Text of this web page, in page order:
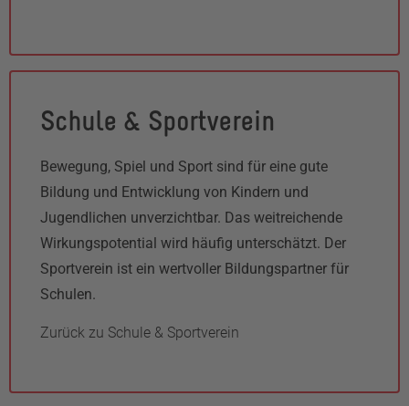
Schule & Sportverein
Bewegung, Spiel und Sport sind für eine gute
Bildung und Entwicklung von Kindern und
Jugendlichen unverzichtbar. Das weitreichende
Wirkungspotential wird häufig unterschätzt. Der
Sportverein ist ein wertvoller Bildungspartner für
Schulen.
Zurück zu Schule & Sportverein